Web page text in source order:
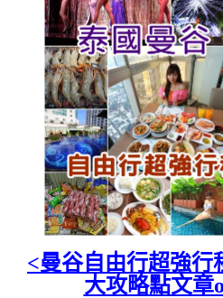
<曼谷自由行超強行
大攻略點文章